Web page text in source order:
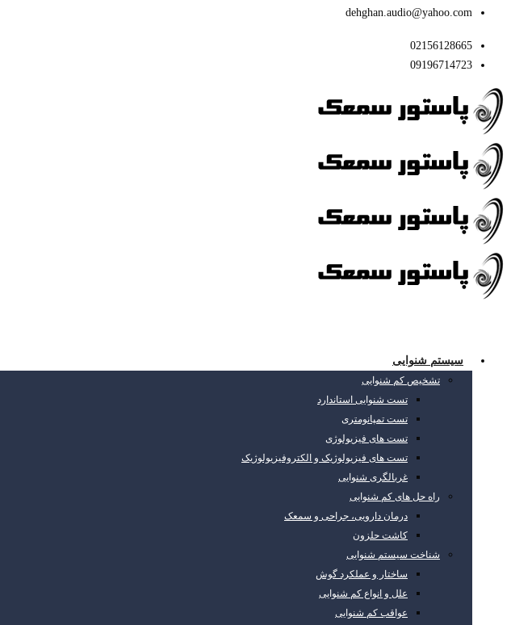
dehghan.audio@yahoo.com
02156128665
09196714723
سیستم شنوایی
تشخیص کم شنوایی
تست شنوایی استاندارد
تست تمپانومتری
تست های فیزیولوژی
تست های فیزیولوژیک و الکتروفیزیولوژیک
غربالگری شنوایی
راه حل های کم شنوایی
درمان دارویی، جراحی و سمعک
کاشت حلزون
شناخت سیستم شنوایی
ساختار و عملکرد گوش
علل و انواع کم شنوایی
عواقب کم شنوایی